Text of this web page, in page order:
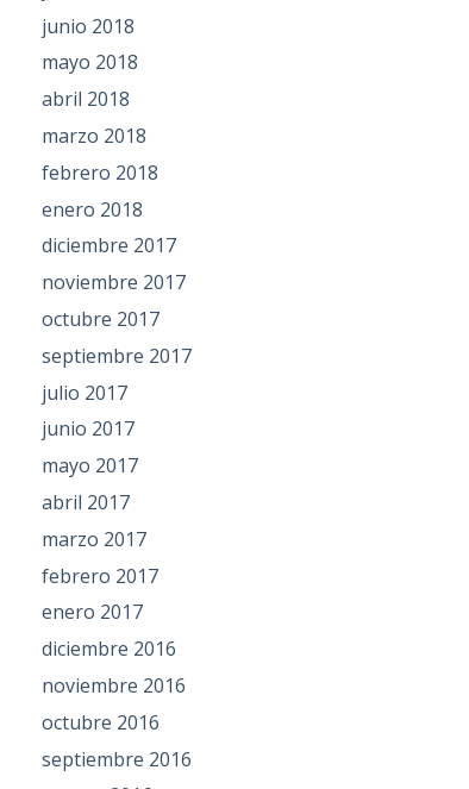
junio 2018
mayo 2018
abril 2018
marzo 2018
febrero 2018
enero 2018
diciembre 2017
noviembre 2017
octubre 2017
septiembre 2017
julio 2017
junio 2017
mayo 2017
abril 2017
marzo 2017
febrero 2017
enero 2017
diciembre 2016
noviembre 2016
octubre 2016
septiembre 2016